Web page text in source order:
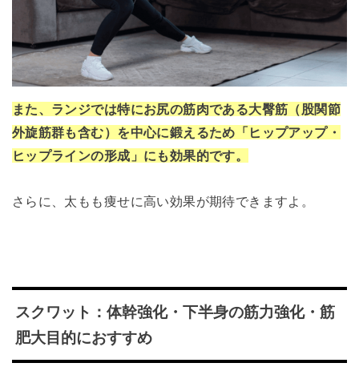
また、ランジでは特にお尻の筋肉である大臀筋（股関節
外旋筋群も含む）を中心に鍛えるため「ヒップアップ・
ヒップラインの形成」にも効果的です。
さらに、太もも痩せに高い効果が期待できますよ。
スクワット：体幹強化・下半身の筋力強化・筋
肥大目的におすすめ